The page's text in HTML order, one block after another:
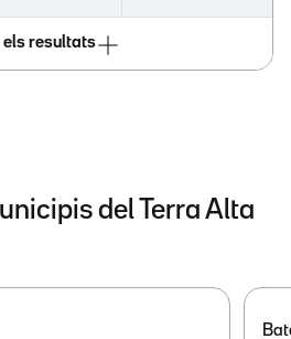
els resultats
del Terra Alta